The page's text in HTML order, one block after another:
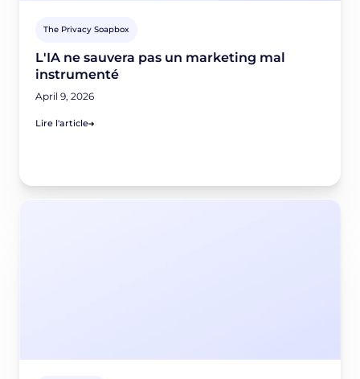
The Privacy Soapbox
L'IA ne sauvera pas un marketing mal
instrumenté
April 9, 2026
Lire l'article